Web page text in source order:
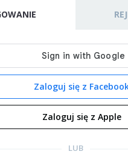
Zaloguj się z
Zaloguj się z Apple
LUB